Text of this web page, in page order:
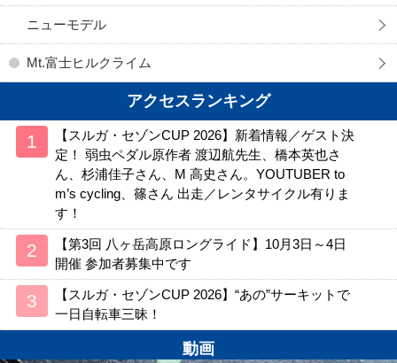
ニューモデル
Mt.富士ヒルクライム
アクセスランキング
【スルガ・セゾンCUP 2026】新着情報／ゲスト決
定！ 弱虫ペダル原作者 渡辺航先生、橋本英也さ
ん、杉浦佳子さん、M 高史さん。YOUTUBER to
m’s cycling、篠さん 出走／レンタサイクル有りま
す！
【第3回 八ヶ岳高原ロングライド】10月3日～4日
開催 参加者募集中です
【スルガ・セゾンCUP 2026】“あの”サーキットで
一日自転車三昧！
動画